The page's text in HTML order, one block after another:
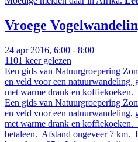
Vroege
24 apr 2016, 6:00 - 8:00
1101 keer gelezen
Een gids van Natuurgroepering
en veld voor een natuurwandeling,
met warme drank en koffiekoeken.
Een gids van Natuurgroepering
en veld voor een natuurwandeling,
met warme drank en koffiekoeken.
betaleen. Afstand ongeveer 7 km.